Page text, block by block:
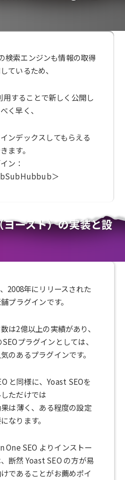
検索エンジンも情報の取得
ているため、
することで新しく公開し
く早く、
ンデックスしてもらえる
ます。
ン：
＞
ースト）の実装と設
2008年にリリースされた
プラグインです。
は2億以上の実績があり、
プラグインとしては、
のあるプラグインです。
と同様に、Yoast SEOを
ただけでは
は薄く、ある程度の設定
なります。
One SEO よりインストー
断然 Yoast SEO の方が易
であることがお薦めポイ